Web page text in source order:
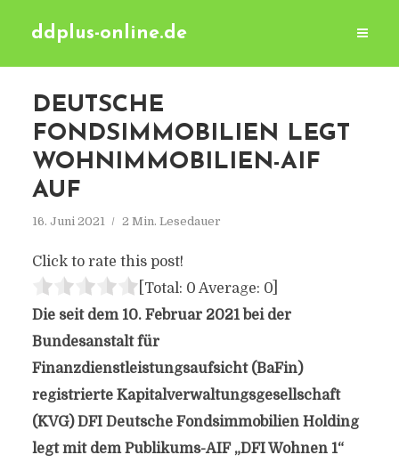
ddplus-online.de
DEUTSCHE
FONDSIMMOBILIEN LEGT
WOHNIMMOBILIEN-AIF
AUF
16. Juni 2021 2 Min. Lesedauer
Click to rate this post!
[Total: 0 Average: 0]
Die seit dem 10. Februar 2021 bei der
Bundesanstalt für
Finanzdienstleistungsaufsicht (BaFin)
registrierte Kapitalverwaltungsgesellschaft
(KVG) DFI Deutsche Fondsimmobilien Holding
legt mit dem Publikums-AIF „DFI Wohnen 1“